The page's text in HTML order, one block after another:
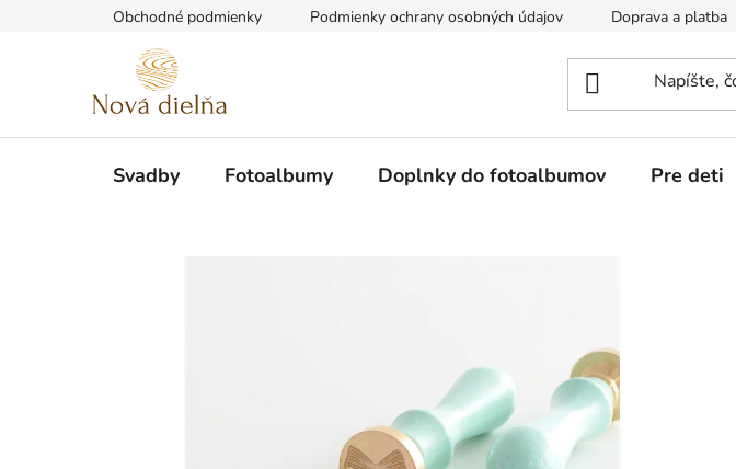
Obchodné podmienky Podmienky ochrany osobných údajov Doprava a platba
Svadby Fotoalbumy Doplnky do fotoalbumov Pre deti